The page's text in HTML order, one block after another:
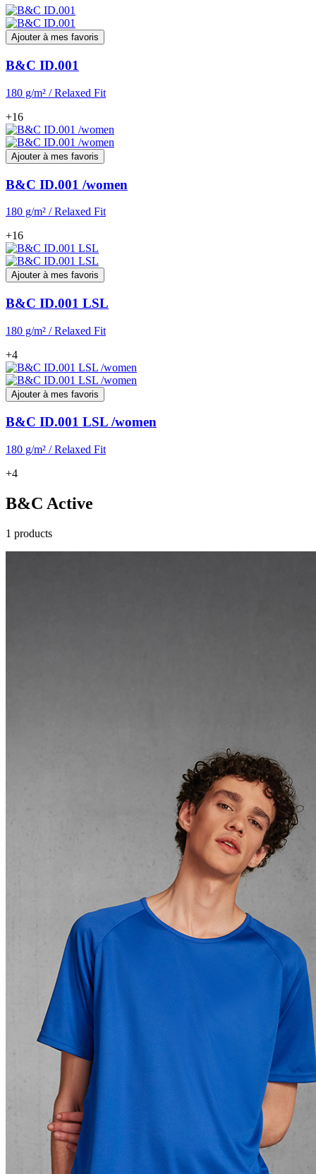
Ajouter à mes favoris
B&C ID.001
180 g/m² / Relaxed Fit
+16
Ajouter à mes favoris
B&C ID.001 /women
180 g/m² / Relaxed Fit
+16
Ajouter à mes favoris
B&C ID.001 LSL
180 g/m² / Relaxed Fit
+4
Ajouter à mes favoris
B&C ID.001 LSL /women
180 g/m² / Relaxed Fit
+4
B&C Active
1 products